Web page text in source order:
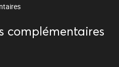
complémentaires